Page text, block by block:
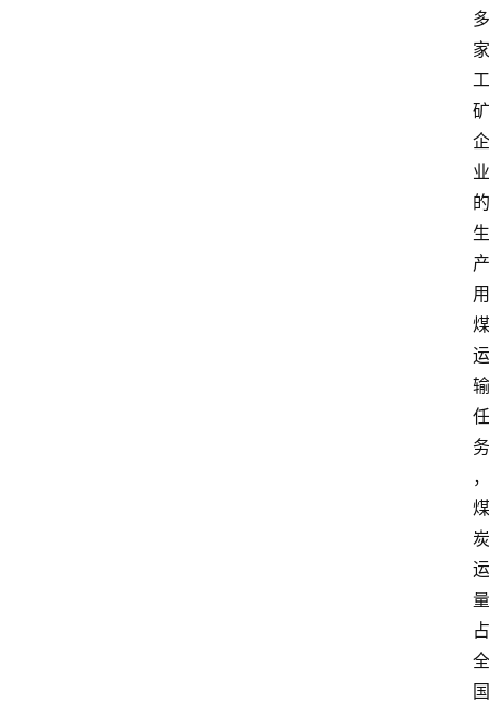
多
家
工
矿
企
业
的
生
产
用
煤
运
输
任
务
，
煤
炭
运
量
占
全
国